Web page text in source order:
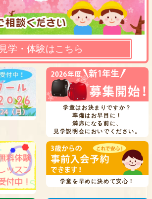
見学・体験はこちら
学童はお決まりですか？
準備はお早目に！
満席になる前に、
見学説明会においでください。
学童を早めに決めて安心！